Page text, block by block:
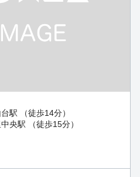
駅 （徒歩14分）
央駅 （徒歩15分）